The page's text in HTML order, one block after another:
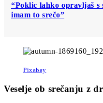
“Poklic lahko opravljaš s
imam to srečo”
Pixabay
Veselje ob srečanju z